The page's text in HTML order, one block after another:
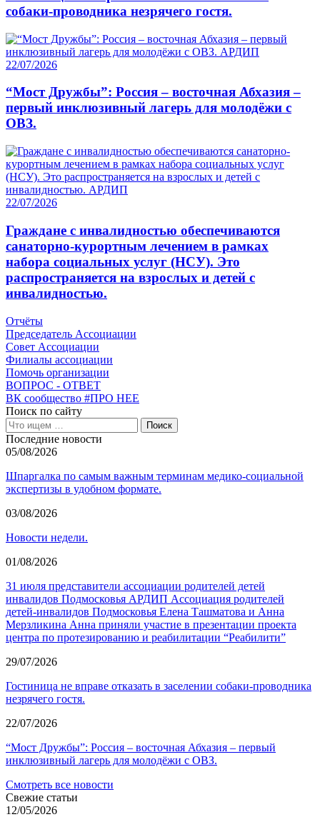
собаки-проводника незрячего гостя.
22/07/2026
“Мост Дружбы”: Россия – восточная Абхазия –
первый инклюзивный лагерь для молодёжи с
ОВЗ.
22/07/2026
Граждане с инвалидностью обеспечиваются
санаторно-курортным лечением в рамках
набора социальных услуг (НСУ). Это
распространяется на взрослых и детей с
инвалидностью.
Отчёты
Председатель Ассоциации
Совет Ассоциации
Филиалы ассоциации
Помочь организации
ВОПРОС - ОТВЕТ
ВК сообщество #ПРО НЕЕ
Поиск по сайту
Последние новости
05/08/2026
Шпаргалка по самым важным терминам медико-социальной
экспертизы в удобном формате.
03/08/2026
Новости недели.
01/08/2026
31 июля представители ассоциации родителей детей
инвалидов Подмосковья АРДИП Ассоциация родителей
детей-инвалидов Подмосковья Елена Ташматова и Анна
Мерзликина Анна приняли участие в презентации проекта
центра по протезированию и реабилитации “Реабилити”
29/07/2026
Гостиница не вправе отказать в заселении собаки-проводника
незрячего гостя.
22/07/2026
“Мост Дружбы”: Россия – восточная Абхазия – первый
инклюзивный лагерь для молодёжи с ОВЗ.
Смотреть все новости
Свежие статьи
12/05/2026